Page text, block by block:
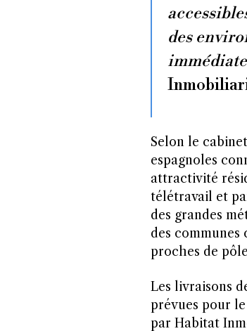
des
Selon le
espagnoles
attractivité
télétravail et
des grandes
des communes
proches de
Les livraisons
prévues pour
par Habitat